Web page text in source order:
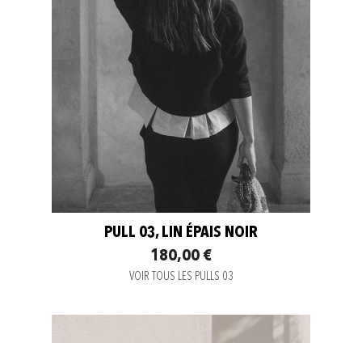
PULL 03, LIN ÉPAIS NOIR
180,00 €
VOIR TOUS LES PULLS 03